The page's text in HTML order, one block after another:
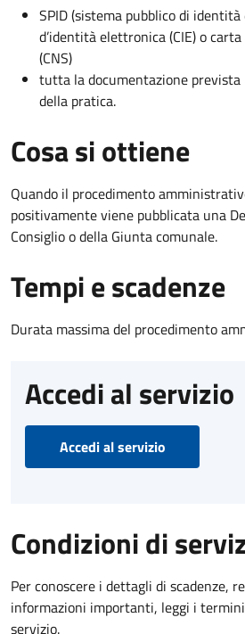
SPID (sistema pubblico di
d’identità elettronica (CIE) o
(CNS)
tutta la documentazione prevista
della pratica.
Cosa si ottiene
Quando il procedimento
positivamente viene pubblicata una
Consiglio o della Giunta comunale.
Tempi e scadenze
Durata massima del procedimento
Accedi al servizio
Accedi al servizio
Condizioni di
Per conoscere i dettagli di scadenze,
informazioni importanti, leggi i
servizio.